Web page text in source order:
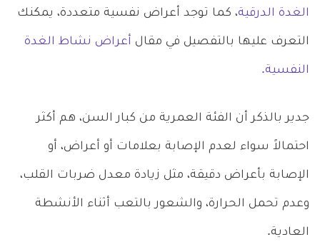
الغدة الدرقية، كما توجد أعراض نفسية متعددة، يمكنك
التعرف عليها بالتفصيل في مقال أعراض نشاط الغدة
النفسية.
جدير بالذكر أن الفئة العمرية من كبار السن، هم أكثر
احتمالاً سواء لعدم الإصابة بعلامات أو أعراض، أو
الإصابة بأعراض دقيقة، مثل زيادة معدل ضربات القلب،
وعدم تحمل الحرارة، والشعور بالتعب أثناء الأنشطة
العادية.